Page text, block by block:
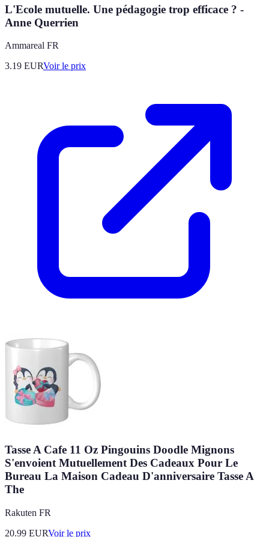
L'Ecole mutuelle. Une pédagogie trop efficace ? -
Anne Querrien
Ammareal FR
3.19 EURVoir le prix
Tasse A Cafe 11 Oz Pingouins Doodle Mignons
S'envoient Mutuellement Des Cadeaux Pour Le
Bureau La Maison Cadeau D'anniversaire Tasse A
The
Rakuten FR
20.99 EURVoir le prix